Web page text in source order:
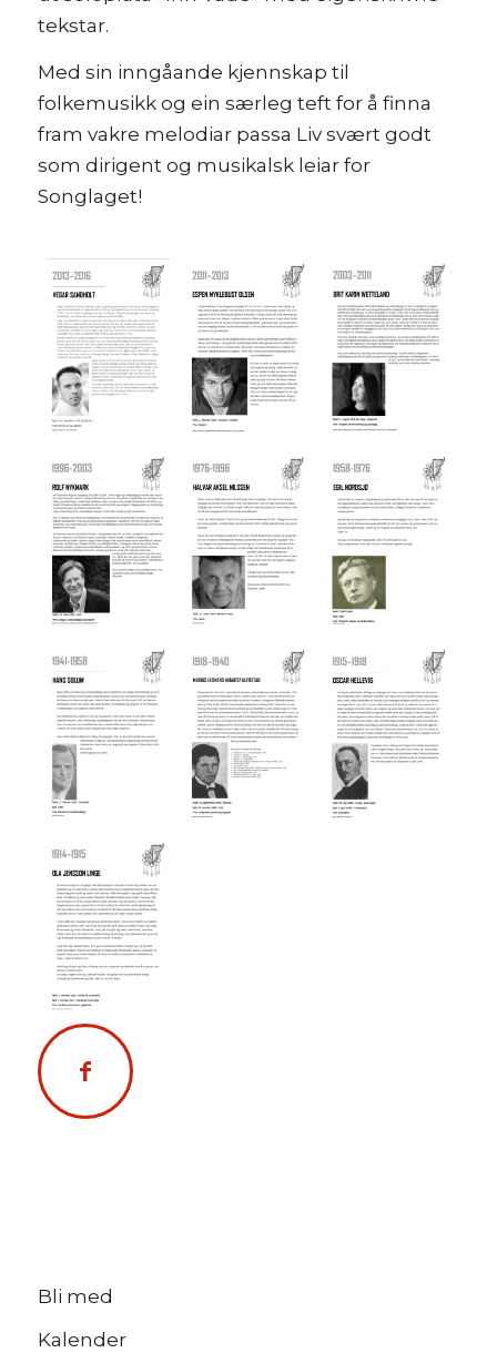
tekstar.
Med sin inngåande kjennskap til
folkemusikk og ein særleg teft for å finna
fram vakre melodiar passa Liv svært godt
som dirigent og musikalsk leiar for
Songlaget!
Bli med
Kalender